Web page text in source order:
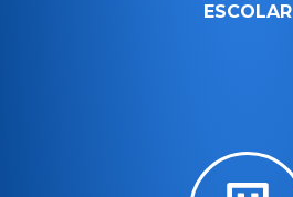
ESCOLAR